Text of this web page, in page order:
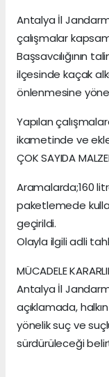
Antalya İl
çalışmalar
Başsavcılığının
ilçesinde kaçak
önlenmesine
Yapılan
ikametinde ve
ÇOK SAYIDA
Aramalarda;160
paketlemede
geçirildi.
Olayla ilgili adli
MÜCADELE
Antalya İl
açıklamada,
yönelik suç ve
sürdürüleceği